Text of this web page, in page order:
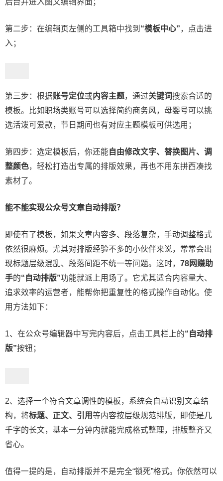
后台并进入图文编辑界面；
第二步：在编辑页左侧的工具箱中找到 “模板中心”，点击进
入；
第三步：根据账号定位或内容主题，通过关键词搜索合适的
模板。比如职场类账号可以选择简约商务风，母婴号可以挑
选活泼可爱款，节日期间也有对应主题模板可供选用；
第四步：选定模板后，你还能 自由修改文字、替换图片、调
整颜色，轻松打造出专属的排版效果，再也不用东拼西凑找
素材了。
能不能实现公众号文章自动排版？
即使有了模板，如果文章内容多、段落复杂，手动调整格式
依然很麻烦。尤其对排版经验不多的小伙伴来说，常常会出
现标题层级混乱、段落间距不统一等问题。这时， 78网赚助
手的“自动排版”功能就派上用场了。它尤其适合内容量大、
追求效率的运营者，能帮你把重复性的格式操作自动化。使
用方法如下：
1、在公众号编辑器中写完内容后，点击工具栏上的“自动排
版”按钮；
2、选择一个符合文章调性的模板，系统会自动识别文章结
构，将标题、正文、引用等内容按层级规范排版，即使是几
千字的长文，基本一分钟内就能完成格式整理，排版整齐又
省心。
值得一提的是，自动排版并不是完全“锁死”格式。你依然可以